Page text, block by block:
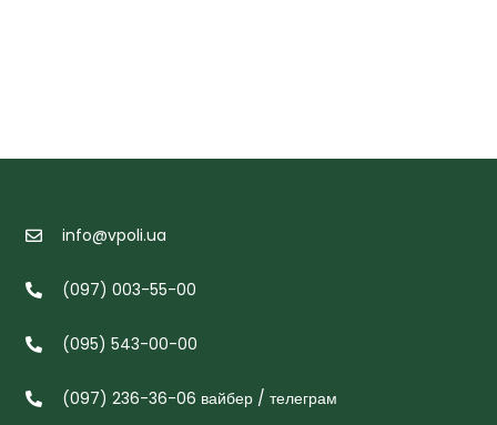
info@vpoli.ua
(097) 003-55-00
(095) 543-00-00
(097) 236-36-06 вайбер / телеграм